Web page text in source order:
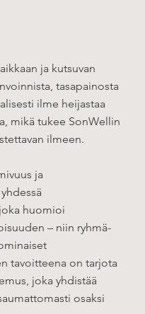
ja kutsuvan
tasapainosta
ilme heijastaa
mikä tukee SonWellin
ilmeen.
ja
huomioi
– niin ryhmä-
tavoitteena on tarjota
joka yhdistää
osaksi